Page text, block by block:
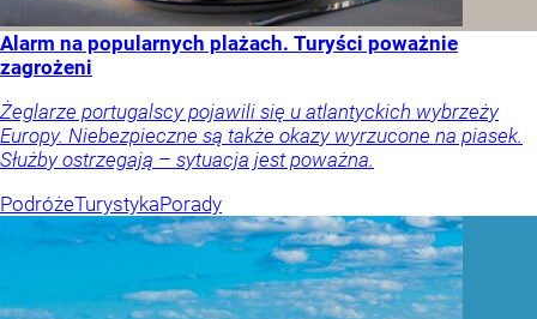
Alarm na popularnych plażach. Turyści poważnie
zagrożeni
Żeglarze portugalscy pojawili się u atlantyckich wybrzeży
Europy. Niebezpieczne są także okazy wyrzucone na piasek.
Służby ostrzegają – sytuacja jest poważna.
PodróżeTurystykaPorady